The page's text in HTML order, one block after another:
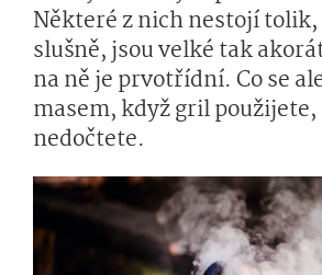
Některé z nich nestojí
slušně, jsou velké tak
na ně je prvotřídní. Co se
masem, když gril použijete,
nedočtete.